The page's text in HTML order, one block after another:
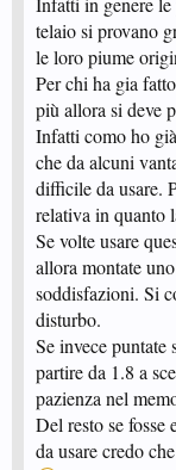
telaio si provano
le loro piume
Per chi ha gia
più allora si deve
Infatti como ho
che da alcuni
difficile da usare.
relativa in quanto
Se volte usare
allora montate
soddisfazioni. Si
disturbo.
Se invece puntate
partire da 1.8 a
pazienza nel
Del resto se fosse
da usare credo